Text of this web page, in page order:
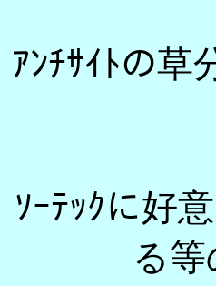
ｱﾝﾁｻｲﾄの草
ｿｰﾃｯｸに好
る